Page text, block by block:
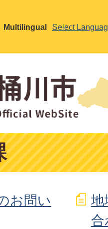
Multilingual Select
お問い
地
合